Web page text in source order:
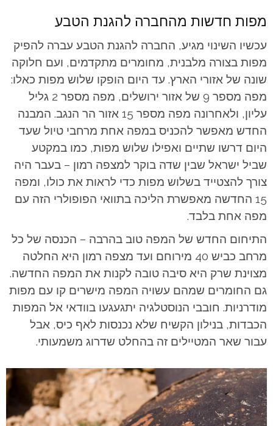
מפות חדשות מהחברה להגנת הטבע
עכשיו השינוי מגיע, החברה להגנת הטבע עברה להפיק
מפות בצורה מלבנית, מחומרים מתקדמים, ועם חלוקה
שונה של אזורי הארץ. עד היום הופקו שלוש מפות כאלו:
מפה מספר 9 של אזור ירושלים, מפה מספר 2 גליל
עליון, ולאחרונה מפה מספר 15 אזור הר הנגב. המבנה
החדש מאפשר להכניס במפה אחת מרחבי טיול שעד
היום דרשו שתיים ואפילו שלוש מפות, כמו במקטע
שביל ישראל שבין שדה בוקר למצפה רמון – בעבר היה
צורך להצטייד בשלוש מפות כדי לראות את כולו, ומפה
15 החדשה מאפשרת הליכה בתוואי הפופולרי הזה עם
מפה אחת בלבד.
התיחום החדש של המפה טוב בהרבה – הכנסה של כל
מרחב כביש 40 מירוחם ועד מצפה רמון היא החלטה
מצוינת שרק היא סיבה טובה לקנות את המפה החדשה.
גם החומרים שמהם עשויה המפה מישרים קו עם מפות
מודרניות. חובבי הנוסטלגיה יתגעגעו בוודאי אל המפות
הכבדות, בנילון הקשיח שלא נכנסות לאף כיס, אבל
עבור שאר המטיילים זה בהחלט שדרוג משמעותי.